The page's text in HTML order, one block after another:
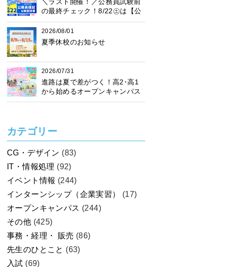
＼ラスト開催！／公務員試験前
の最終チェック！8/22㊏は【公
務員模試】に参加しよう♪
2026/08/01
夏季休校のお知らせ
2026/07/31
進路は夏で差がつく！高2･高1
から始めるオープンキャンパス
カテゴリー
CG・デザイン (83)
IT・情報処理 (92)
イベント情報 (244)
インターンシップ（企業実習）
(17)
オープンキャンパス (244)
その他 (425)
事務・経理・ 販売 (86)
先生のひとこと (63)
入試 (69)